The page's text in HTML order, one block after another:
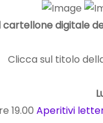
cartellone digitale
Clicca sul titolo
19.00 Aperitivi